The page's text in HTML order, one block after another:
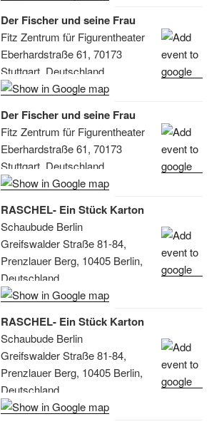
Der Fischer und seine Frau
Fitz Zentrum für Figurentheater
Eberhardstraße 61, 70173
Stuttgart, Deutschland
Der Fischer und seine Frau
Fitz Zentrum für Figurentheater
Eberhardstraße 61, 70173
Stuttgart, Deutschland
RASCHEL- Ein Stück Karton
Schaubude Berlin
Greifswalder Straße 81-84,
Prenzlauer Berg, 10405 Berlin,
Deutschland
RASCHEL- Ein Stück Karton
Schaubude Berlin
Greifswalder Straße 81-84,
Prenzlauer Berg, 10405 Berlin,
Deutschland